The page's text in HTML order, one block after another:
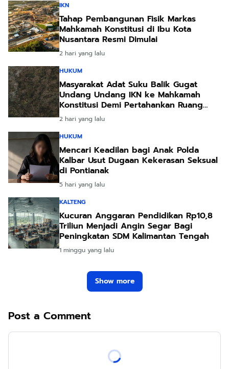
IKN
Tahap Pembangunan Fisik Markas
Mahkamah Konstitusi di Ibu Kota
Nusantara Resmi Dimulai
2 hari yang lalu
HUKUM
Masyarakat Adat Suku Balik Gugat
Undang Undang IKN ke Mahkamah
Konstitusi Demi Pertahankan Ruang
Hidup Leluhur
2 hari yang lalu
HUKUM
Mencari Keadilan bagi Anak Polda
Kalbar Usut Dugaan Kekerasan Seksual
di Pontianak
5 hari yang lalu
KALTENG
Kucuran Anggaran Pendidikan Rp10,8
Triliun Menjadi Angin Segar Bagi
Peningkatan SDM Kalimantan Tengah
1 minggu yang lalu
Show more
Post a Comment